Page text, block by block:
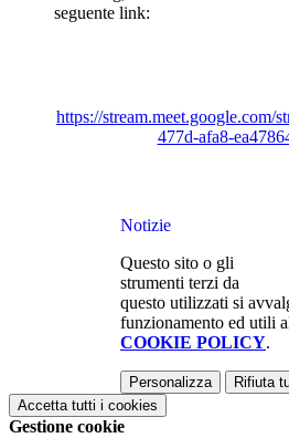
seguente link:
https://stream.meet.google.com/
477d-afa8-
Notizie
Questo sito o gli
strumenti terzi da
questo utilizzati si
funzionamento ed utili
COOKIE POLICY.
Personalizza Rifiuta
Accetta tutti i cookies
Gestione cookie